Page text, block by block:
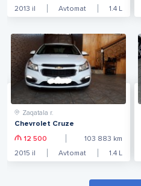
2013 il Avtomat 1.4 L
Zaqatala r.
Chevrolet Cruze
12 500 103 883 km
2015 il Avtomat 1.4 L